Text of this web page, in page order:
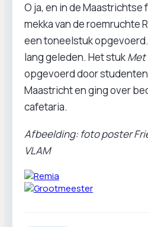
O ja, en in de
mekka van de roemruchte
een toneelstuk
lang geleden. Het stukMet
opgevoerd door
Maastricht en ging over
cafetaria.
Afbeelding: foto poster
VLAM